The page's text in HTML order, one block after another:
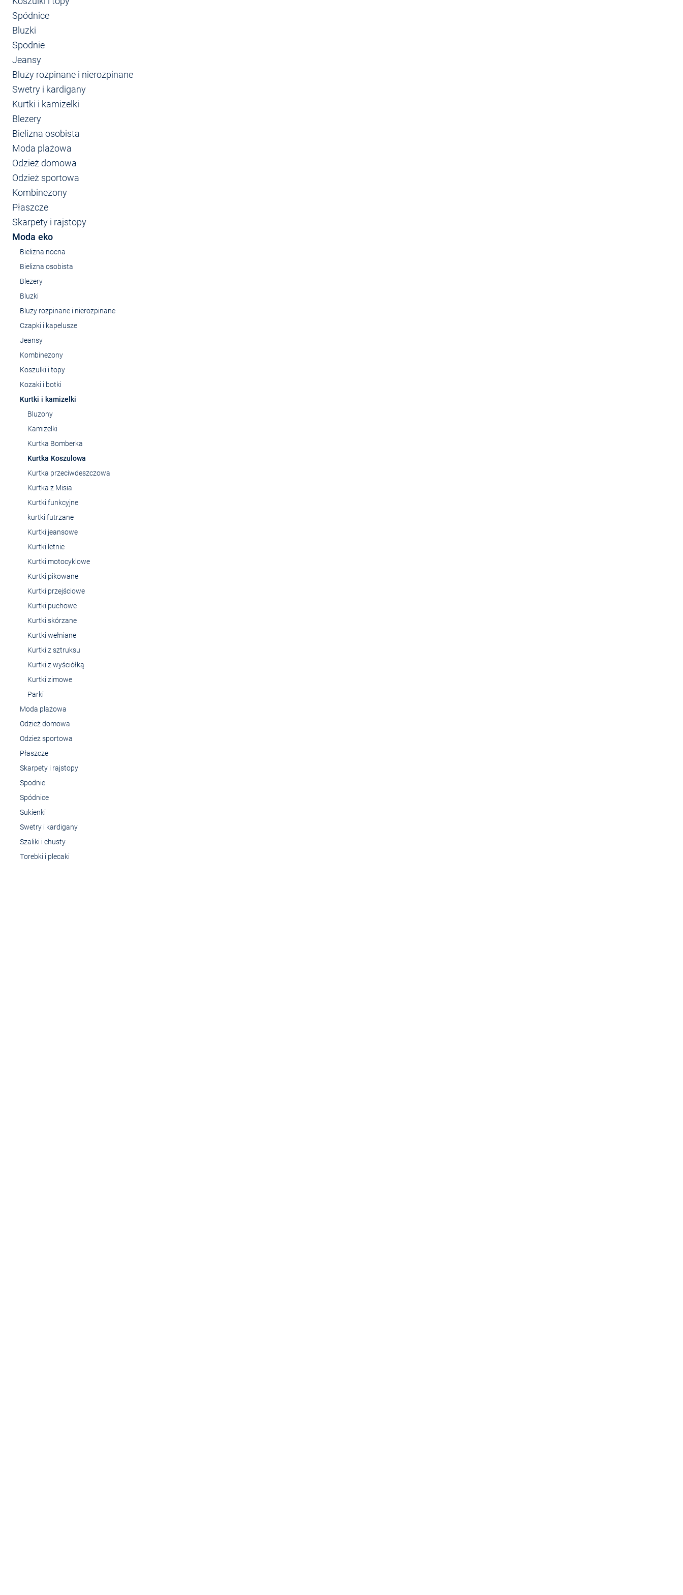
Spódnice
Bluzki
Spodnie
Jeansy
Bluzy rozpinane i nierozpinane
Swetry i kardigany
Kurtki i kamizelki
Blezery
Bielizna osobista
Moda plażowa
Odzież domowa
Odzież sportowa
Kombinezony
Płaszcze
Skarpety i rajstopy
Moda eko
Bielizna nocna
Bielizna osobista
Blezery
Bluzki
Bluzy rozpinane i nierozpinane
Czapki i kapelusze
Jeansy
Kombinezony
Koszulki i topy
Kozaki i botki
Kurtki i kamizelki
Bluzony
Kamizelki
Kurtka Bomberka
Kurtka Koszulowa
Kurtka przeciwdeszczowa
Kurtka z Misia
Kurtki funkcyjne
kurtki futrzane
Kurtki jeansowe
Kurtki letnie
Kurtki motocyklowe
Kurtki pikowane
Kurtki przejściowe
Kurtki puchowe
Kurtki skórzane
Kurtki wełniane
Kurtki z sztruksu
Kurtki z wyściółką
Kurtki zimowe
Parki
Moda plażowa
Odzież domowa
Odzież sportowa
Płaszcze
Skarpety i rajstopy
Spodnie
Spódnice
Sukienki
Swetry i kardigany
Szaliki i chusty
Torebki i plecaki